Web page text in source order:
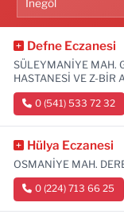
Defne Eczanesi
SÜLEYMANİYE MAH.
HASTANESİ VE Z-BİR
0 (541) 533 72 32
Hülya Eczanesi
OSMANİYE MAH.
0 (224) 713 66 25